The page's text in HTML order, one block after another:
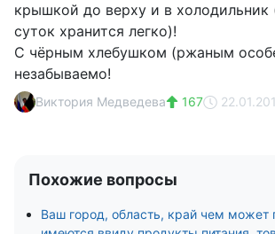
крышкой до верху и в холодильник
суток хранится легко)!
С чёрным хлебушком (ржаным
незабываемо!
Виктория Медведева 167
Похожие вопросы
Ваш город, область, край чем может